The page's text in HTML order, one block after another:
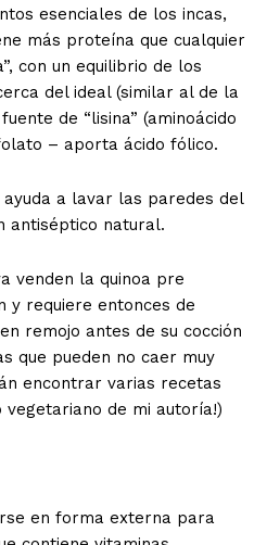
esenciales de los incas,
más proteína que cualquier
con un equilibrio de los
del ideal (similar al de la
de “lisina” (aminoácido
– aporta ácido fólico.
a lavar las paredes del
antiséptico natural.
venden la quinoa pre
y requiere entonces de
remojo antes de su cocción
que pueden no caer muy
encontrar varias recetas
de mi autoría!)
en forma externa para